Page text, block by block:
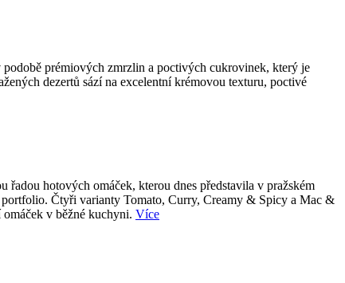
prémiových zmrzlin a poctivých cukrovinek, který je
dezertů sází na excelentní krémovou texturu, poctivé
řadou hotových omáček, kterou dnes představila v pražském
Čtyři varianty Tomato, Curry, Creamy & Spicy a Mac &
v běžné kuchyni. Více